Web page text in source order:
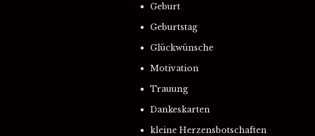
Geburt
Geburtstag
Glückwünsche
Motivation
Trauung
Dankeskarten
kleine Herzensbotschaften